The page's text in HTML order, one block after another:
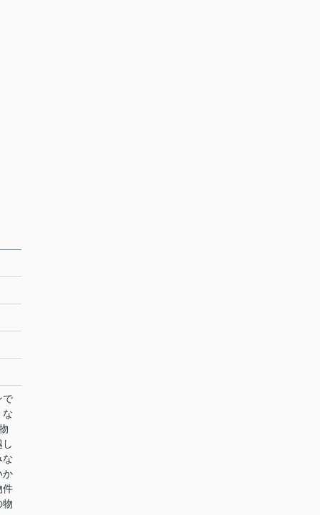
で
な
な
か
件
物